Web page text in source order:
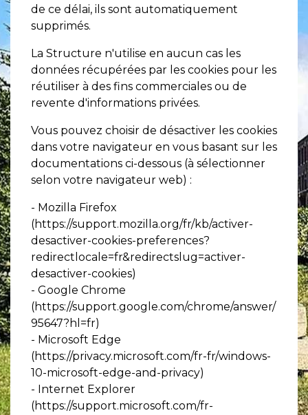
de ce délai, ils sont automatiquement
supprimés.
La Structure n'utilise en aucun cas les
données récupérées par les cookies pour les
réutiliser à des fins commerciales ou de
revente d'informations privées.
Vous pouvez choisir de désactiver les cookies
dans votre navigateur en vous basant sur les
documentations ci-dessous (à sélectionner
selon votre navigateur web) :
- Mozilla Firefox
(https://support.mozilla.org/fr/kb/activer-
desactiver-cookies-preferences?
redirectlocale=fr&redirectslug=activer-
desactiver-cookies)
- Google Chrome
(https://support.google.com/chrome/answer/
95647?hl=fr)
- Microsoft Edge
(https://privacy.microsoft.com/fr-fr/windows-
10-microsoft-edge-and-privacy)
- Internet Explorer
(https://support.microsoft.com/fr-